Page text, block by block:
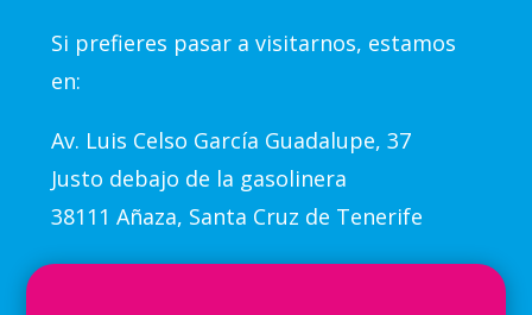
Si prefieres pasar a visitarnos, estamos
en:
Av. Luis Celso García Guadalupe, 37
Justo debajo de la gasolinera
38111 Añaza, Santa Cruz de Tenerife